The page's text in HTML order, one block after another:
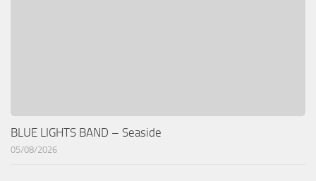
BLUE LIGHTS BAND – Seaside
05/08/2026